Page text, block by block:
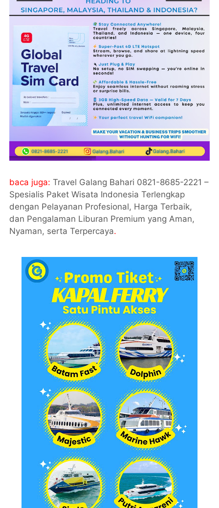
baca juga:Travel Galang Bahari 0821-8685-2221 –
Spesialis Paket Wisata Indonesia Terlengkap
dengan Pelayanan Profesional, Harga Terbaik,
dan Pengalaman Liburan Premium yang Aman,
Nyaman, serta Terpercaya.